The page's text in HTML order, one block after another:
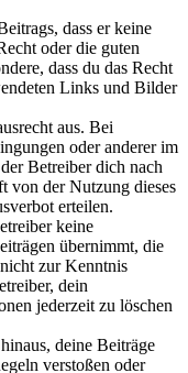
dass er keine
oder die guten
dass du das Recht
Links und Bilder
aus. Bei
oder anderer im
Betreiber dich nach
von der Nutzung dieses
erteilen.
keine
übernimmt, die
zur Kenntnis
dein
jederzeit zu löschen
deine Beiträge
verstoßen oder